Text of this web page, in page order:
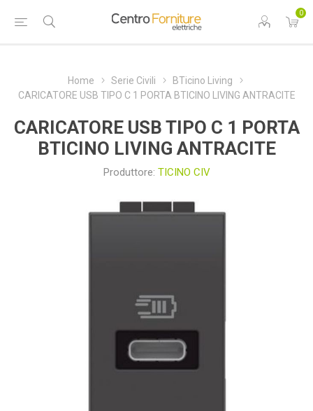
0
Home Serie Civili
BTicino Living
CARICATORE USB TIPO C 1 PORTA BTICINO LIVING ANTRACITE
CARICATORE USB TIPO C 1 PORTA
BTICINO LIVING ANTRACITE
Produttore: TICINO CIV